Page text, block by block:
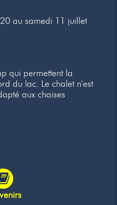
au samedi 11 juillet
qui permettent la
du lac. Le chalet n'est
aux chaises